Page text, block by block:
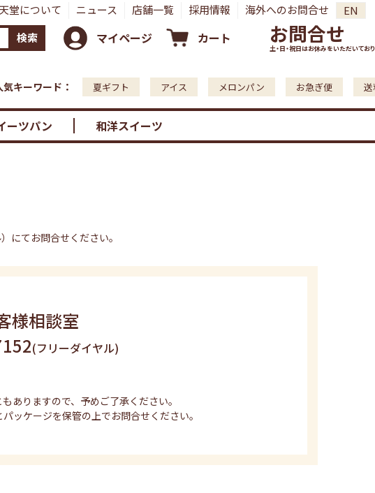
堂について ニュース 店舗一覧 採用情報 海外へのお問合せ EN
検索 マイページ カート お問合せ
土・日・祝日はお休みをいただいており
気キーワード： 夏ギフト アイス メロンパン お急ぎ便
ーツパン 和洋スイーツ
にてお問合せください。
様相談室
(フリーダイヤル)
ありますので、予めご了承ください。
ッケージを保管の上でお問合せください。